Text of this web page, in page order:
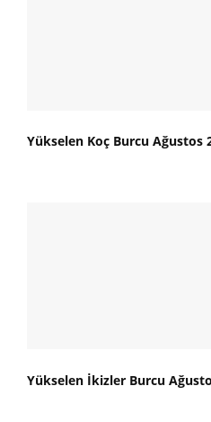
Yükselen Koç Burcu Ağustos
Yükselen İkizler Burcu